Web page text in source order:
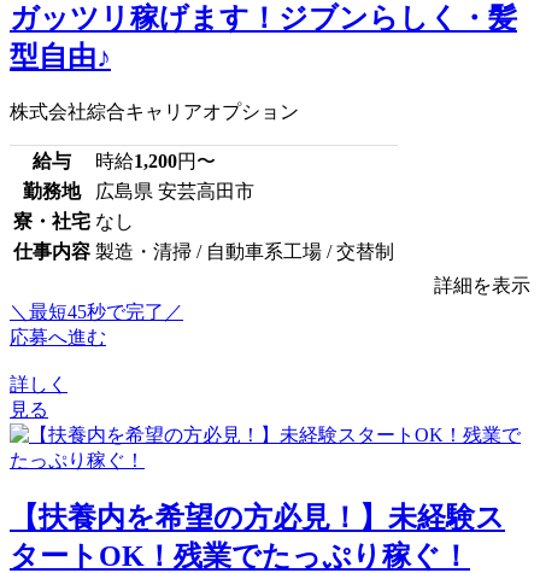
ガッツリ稼げます！ジブンらしく・髪
型自由♪
株式会社綜合キャリアオプション
給与 時給1,200円〜
勤務地
広島県 安芸高田市
寮・社宅 なし
仕事内容 製造・清掃 / 自動車系工場 / 交替制
詳細を表示
＼最短45秒で完了／
応募へ進む
詳しく
見る
【扶養内を希望の方必見！】未経験ス
タートOK！残業でたっぷり稼ぐ！